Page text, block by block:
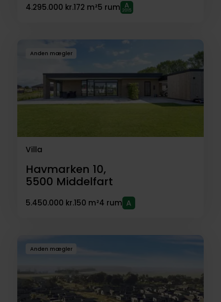
4.295.000 kr.172 m²5 rum
Anden mægler
Villa
Havmarken 10,
5500 Middelfart
5.450.000 kr.150 m²4 rum
Anden mægler